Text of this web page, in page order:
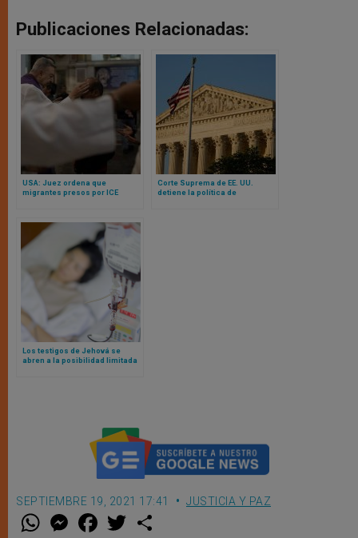
Publicaciones Relacionadas:
USA: Juez ordena que
migrantes presos por ICE
Corte Suprema de EE. UU.
detiene la política de
Los testigos de Jehová se
abren a la posibilidad limitada
SEPTIEMBRE 19, 2021 17:41 JUSTICIA Y PAZ
W M
e
F
a w